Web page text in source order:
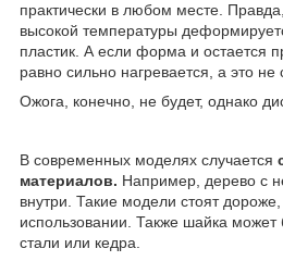
практически в любом месте.
высокой температуры
пластик. А если форма и остается
равно сильно нагревается, а это не
Ожога, конечно, не будет, однако
В современных моделях случается
материалов. Например, дерево с
внутри. Такие модели стоят
использовании. Также шайка может
стали или кедра.